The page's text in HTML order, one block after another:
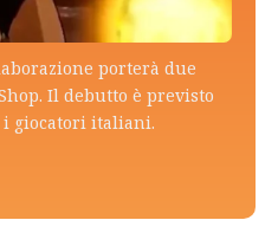
porterà due
Il debutto è previsto
i giocatori italiani.